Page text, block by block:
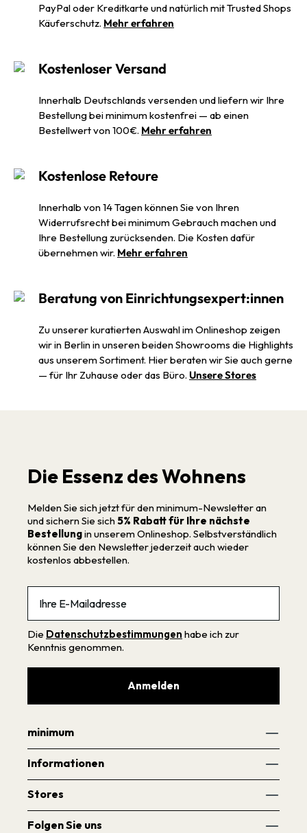
PayPal oder Kreditkarte und natürlich mit Trusted Shops
Käuferschutz. Mehr erfahren
Kostenloser Versand
Innerhalb Deutschlands versenden und liefern wir Ihre
Bestellung bei minimum kostenfrei — ab einen
Bestellwert von 100€. Mehr erfahren
Kostenlose Retoure
Innerhalb von 14 Tagen können Sie von Ihren
Widerrufsrecht bei minimum Gebrauch machen und
Ihre Bestellung zurücksenden. Die Kosten dafür
übernehmen wir. Mehr erfahren
Beratung von Einrichtungsexpert:innen
Zu unserer kuratierten Auswahl im Onlineshop zeigen
wir in Berlin in unseren beiden Showrooms die Highlights
aus unserem Sortiment. Hier beraten wir Sie auch gerne
— für Ihr Zuhause oder das Büro. Unsere Stores
Die Essenz des Wohnens
Melden Sie sich jetzt für den minimum-Newsletter an
und sichern Sie sich 5% Rabatt für Ihre nächste
Bestellungin unserem Onlineshop. Selbstverständlich
können Sie den Newsletter jederzeit auch wieder
kostenlos abbestellen.
Die Datenschutzbestimmungen habe ich zur
Kenntnis genommen.
Anmelden
minimum
Informationen
Stores
Folgen Sie uns